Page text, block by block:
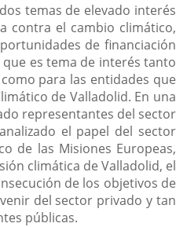
temas de elevado interés
contra el cambio climático,
de financiación
es tema de interés tanto
para las entidades que
de Valladolid. En una
representantes del sector
el papel del sector
de las Misiones Europeas,
climática de Valladolid, el
de los objetivos de
del sector privado y tan
públicas.